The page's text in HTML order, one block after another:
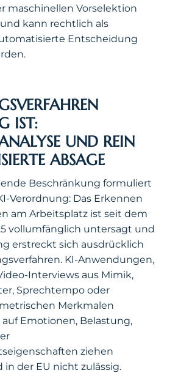
maschinellen Vorselektion
kann rechtlich als
Entscheidung
IST:
UND REIN
ABSAGE
Beschränkung formuliert
Verordnung: Das Erkennen
am Arbeitsplatz ist seit dem
vollumfänglich untersagt und
erstreckt sich ausdrücklich
KI-Anwendungen,
Interviews aus Mimik,
Sprechtempo oder
Merkmalen
auf Emotionen, Belastung,
ziehen
in der EU nicht zulässig.